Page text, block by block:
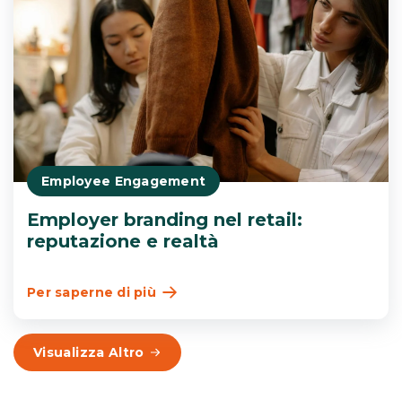
Employee Engagement
Employer branding nel retail:
reputazione e realtà
Per saperne di più
Visualizza Altro